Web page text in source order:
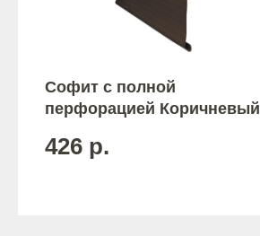
Софит с полной
перфорацией Коричневый
426 р.